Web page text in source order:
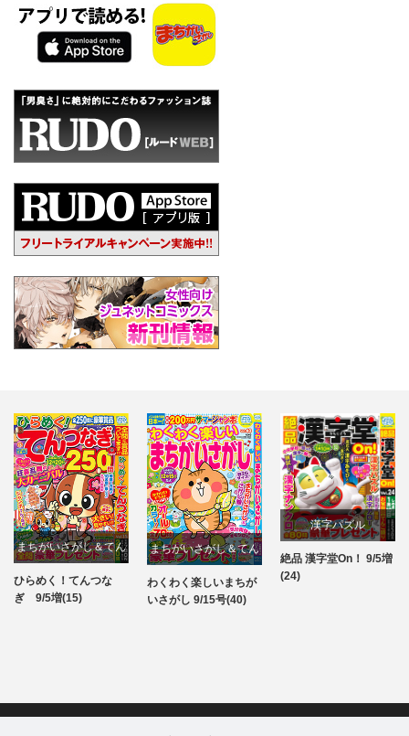
まちがいさがし＆てん
つなぎ
パズル
ひらめく！てんつな
ぎ 9/5増(15)
まちがいさがし＆てん
つなぎ
パズル
わくわく楽しいまちが
いさがし 9/15号(40)
漢字パズル
パズル
絶品 漢字堂On！ 9/5増
(24)